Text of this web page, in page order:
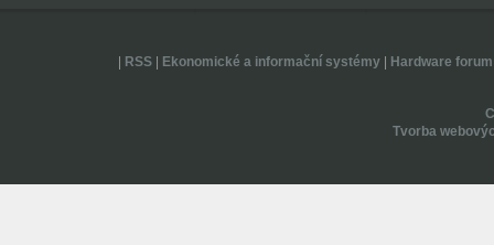
RSS| Ekonomické a informační systémy| Hardware forum
Tvorba